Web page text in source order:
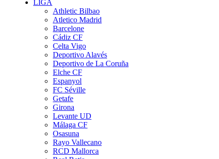
LIGA
Athletic Bilbao
Atletico Madrid
Barcelone
Cádiz CF
Celta Vigo
Deportivo Alavés
Deportivo de La Coruña
Elche CF
Espanyol
FC Séville
Getafe
Girona
Levante UD
Málaga CF
Osasuna
Rayo Vallecano
RCD Mallorca